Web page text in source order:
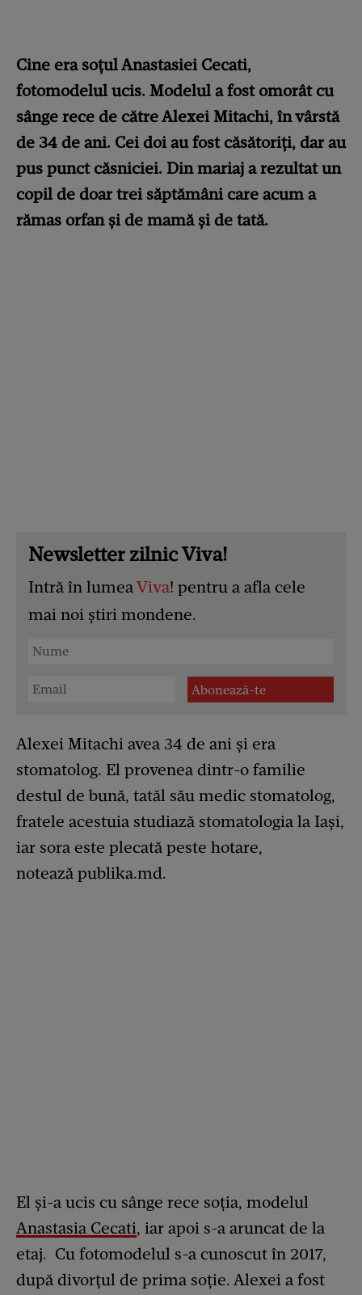
Cine era soţul Anastasiei Cecati,
fotomodelul ucis. Modelul a fost omorât cu
sânge rece de către Alexei Mitachi, în vârstă
de 34 de ani. Cei doi au fost căsătoriţi, dar au
pus punct căsniciei. Din mariaj a rezultat un
copil de doar trei săptămâni care acum a
rămas orfan şi de mamă şi de tată.
Newsletter zilnic Viva!
Intră în lumeaViva! pentru a afla cele
mai noi știri mondene.
Alexei Mitachi avea 34 de ani şi era
stomatolog. El provenea dintr-o familie
destul de bună, tatăl său medic stomatolog,
fratele acestuia studiază stomatologia la Iaşi,
iar sora este plecată peste hotare,
notează publika.md.
El şi-a ucis cu sânge rece soţia, modelul
Anastasia Cecati, iar apoi s-a aruncat de la
etaj. Cu fotomodelul s-a cunoscut în 2017,
după divorţul de prima soţie. Alexei a fost